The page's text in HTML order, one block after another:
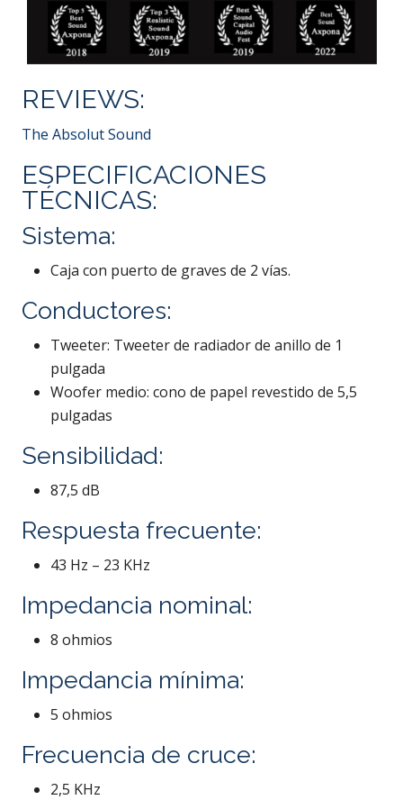
REVIEWS:
The Absolut Sound
ESPECIFICACIONES
TÉCNICAS:
Sistema:
Caja con puerto de graves de 2 vías.
Conductores:
Tweeter: Tweeter de radiador de anillo de 1
pulgada
Woofer medio: cono de papel revestido de 5,5
pulgadas
Sensibilidad:
87,5 dB
Respuesta frecuente:
43 Hz – 23 KHz
Impedancia nominal:
8 ohmios
Impedancia mínima:
5 ohmios
Frecuencia de cruce:
2,5 KHz